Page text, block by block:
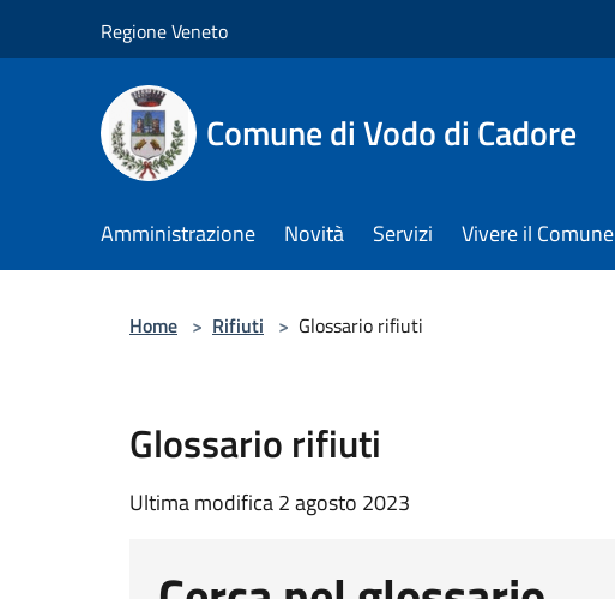
Regione Veneto
Comune di Vodo di Cadore
Amministrazione Novità Servizi Vivere il Comune
Home > Rifiuti > Glossario rifiuti
Glossario rifiuti
Ultima modifica 2 agosto 2023